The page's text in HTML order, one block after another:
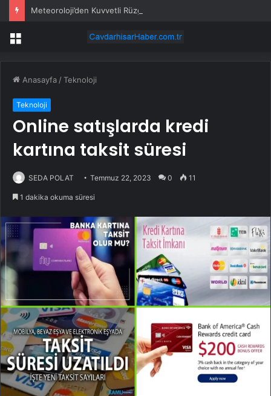
Meteoroloji’den Kuvvetli Rüzgar ve Sağanak Uyarısı
Menü
Anasayfa /Teknoloji
Teknoloji
Online satışlarda kredi
kartına taksit süresi
SEDA POLAT Temmuz 22, 2023 0 11
1 dakika okuma süresi